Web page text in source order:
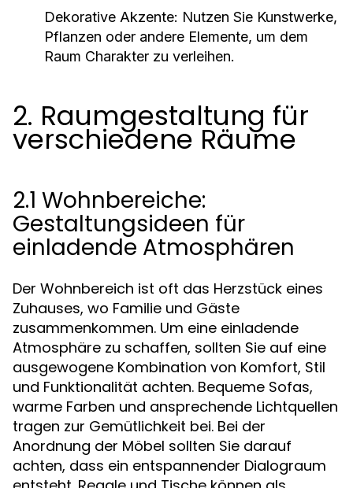
Dekorative Akzente: Nutzen Sie Kunstwerke,
Pflanzen oder andere Elemente, um dem
Raum Charakter zu verleihen.
2. Raumgestaltung für
verschiedene Räume
2.1 Wohnbereiche:
Gestaltungsideen für
einladende Atmosphären
Der Wohnbereich ist oft das Herzstück eines
Zuhauses, wo Familie und Gäste
zusammenkommen. Um eine einladende
Atmosphäre zu schaffen, sollten Sie auf eine
ausgewogene Kombination von Komfort, Stil
und Funktionalität achten. Bequeme Sofas,
warme Farben und ansprechende Lichtquellen
tragen zur Gemütlichkeit bei. Bei der
Anordnung der Möbel sollten Sie darauf
achten, dass ein entspannender Dialograum